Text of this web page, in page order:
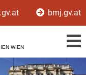
bmj.gv.at
WIEN